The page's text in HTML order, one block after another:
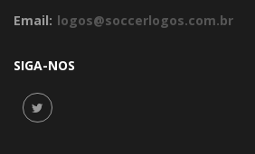
Email: logos@soccerlogos.com.br
SIGA-NOS